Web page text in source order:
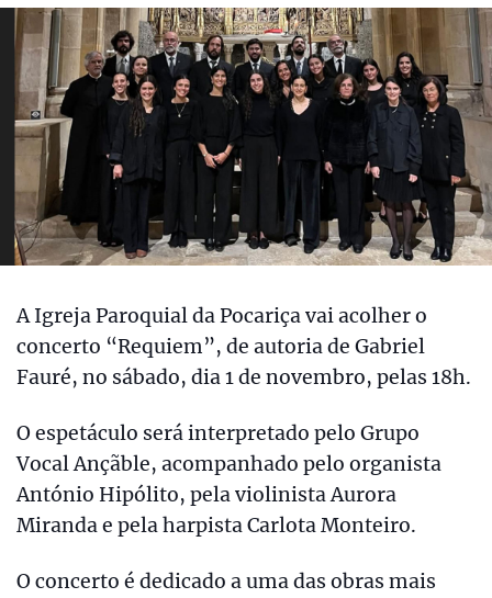
A Igreja Paroquial da Pocariça vai acolher o
concerto “Requiem”, de autoria de Gabriel
Fauré, no sábado, dia 1 de novembro, pelas 18h.
O espetáculo será interpretado pelo Grupo
Vocal Ançãble, acompanhado pelo organista
António Hipólito, pela violinista Aurora
Miranda e pela harpista Carlota Monteiro.
O concerto é dedicado a uma das obras mais